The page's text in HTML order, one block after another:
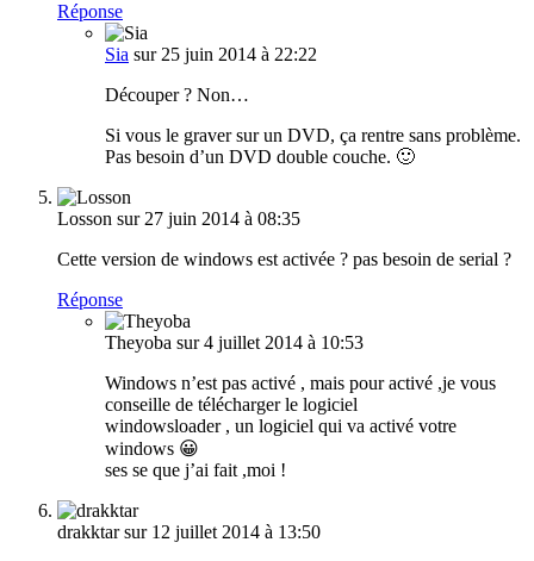
Réponse
Sia sur 25 juin 2014 à 22:22
Découper ? Non…
Si vous le graver sur un DVD, ça rentre sans problème.
Pas besoin d’un DVD double couche. 🙂
Losson sur 27 juin 2014 à 08:35
Cette version de windows est activée ? pas besoin de serial ?
Réponse
Theyoba sur 4 juillet 2014 à 10:53
Windows n’est pas activé , mais pour activé ,je vous
conseille de télécharger le logiciel
windowsloader , un logiciel qui va activé votre
windows 😀
ses se que j’ai fait ,moi !
drakktar sur 12 juillet 2014 à 13:50